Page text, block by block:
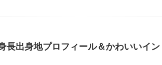
長出身地プロフィール＆かわいいイン